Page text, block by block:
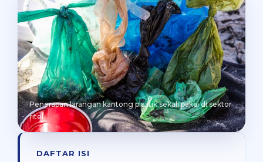
Penerapan larangan kantong plastik sekali pakai di sektor
ritel
DAFTAR ISI